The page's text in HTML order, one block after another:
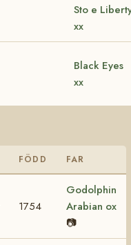
Sto e
xx
Black Eyes
xx
FÖDD FAR
1754
Godolphin
Arabian ox
📷